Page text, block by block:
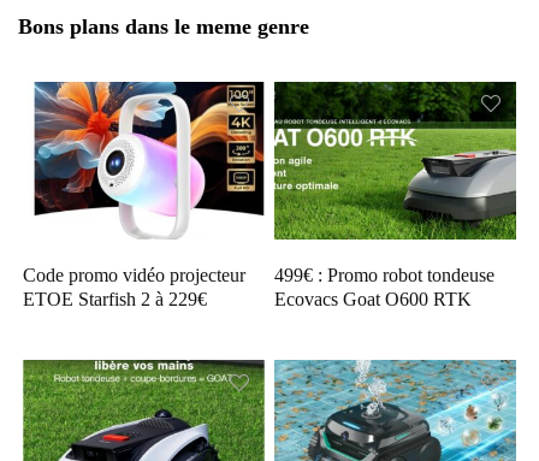
Bons plans dans le meme genre
Code promo vidéo projecteur
ETOE Starfish 2 à 229€
499€ : Promo robot tondeuse
Ecovacs Goat O600 RTK